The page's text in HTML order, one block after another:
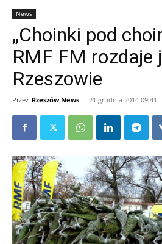
News
„Choinki pod
RMF FM rozdaje
Rzeszowie
Przez Rzeszów News - 21 grudnia 2014 09:41